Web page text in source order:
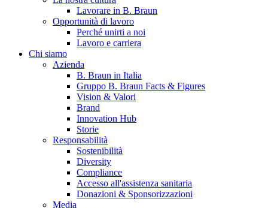
B. Braun in Italia
Scopri chi siamo ed entra nel mondo di B. Braun in Italia: 4
sedi, 4 aziende, più di 700 dipendenti e un Centro di
Eccellenza a livello globale.
Lavorare in B. Braun
Opportunità di lavoro
Perché unirti a noi
Lavoro e carriera
Chi siamo
Azienda
B. Braun in Italia
Gruppo B. Braun Facts & Figures
Vision & Valori
Brand
Innovation Hub
Storie
Responsabilità
Sostenibilità
Diversity
Compliance
Accesso all'assistenza sanitaria
Donazioni & Sponsorizzazioni
Media